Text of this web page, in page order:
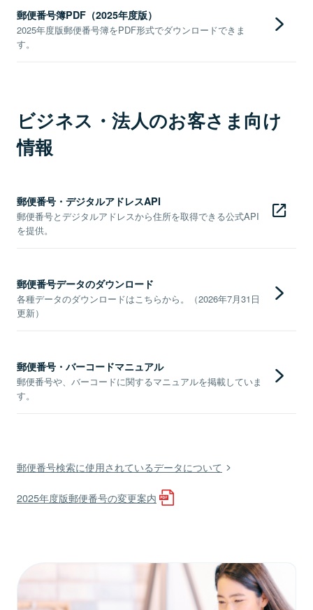
郵便番号簿PDF（2025年度版）
2025年度版郵便番号簿をPDF形式でダウンロードできま
す。
ビジネス・法人のお客さま向け
情報
郵便番号・デジタルアドレスAPI
郵便番号とデジタルアドレスから住所を取得できる公式API
を提供。
郵便番号データのダウンロード
各種データのダウンロードはこちらから。（2026年7月31日
更新）
郵便番号・バーコードマニュアル
郵便番号や、バーコードに関するマニュアルを掲載していま
す。
郵便番号検索に使用されているデータについて
2025年度版郵便番号の変更案内